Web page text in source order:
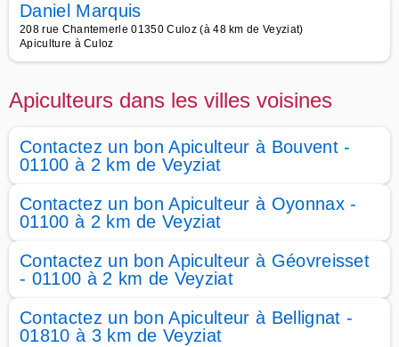
Daniel Marquis
208 rue Chantemerle 01350 Culoz (à 48 km de Veyziat)
Apiculture à Culoz
Apiculteurs dans les villes voisines
Contactez un bon Apiculteur à Bouvent -
01100 à 2 km de Veyziat
Contactez un bon Apiculteur à Oyonnax -
01100 à 2 km de Veyziat
Contactez un bon Apiculteur à Géovreisset
- 01100 à 2 km de Veyziat
Contactez un bon Apiculteur à Bellignat -
01810 à 3 km de Veyziat